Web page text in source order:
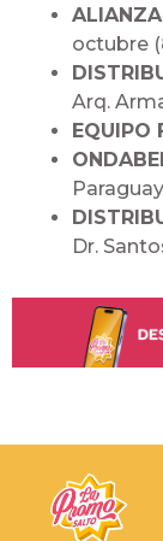
octubre
Arq.
EQUIPO
Dr.